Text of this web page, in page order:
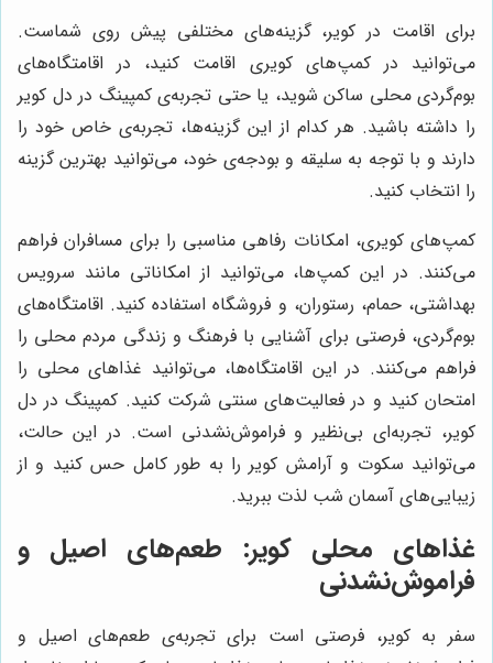
برای اقامت در کویر، گزینه‌های مختلفی پیش روی شماست.
می‌توانید در کمپ‌های کویری اقامت کنید، در اقامتگاه‌های
بوم‌گردی محلی ساکن شوید، یا حتی تجربه‌ی کمپینگ در دل کویر
را داشته باشید. هر کدام از این گزینه‌ها، تجربه‌ی خاص خود را
دارند و با توجه به سلیقه و بودجه‌ی خود، می‌توانید بهترین گزینه
را انتخاب کنید.
کمپ‌های کویری، امکانات رفاهی مناسبی را برای مسافران فراهم
می‌کنند. در این کمپ‌ها، می‌توانید از امکاناتی مانند سرویس
بهداشتی، حمام، رستوران، و فروشگاه استفاده کنید. اقامتگاه‌های
بوم‌گردی، فرصتی برای آشنایی با فرهنگ و زندگی مردم محلی را
فراهم می‌کنند. در این اقامتگاه‌ها، می‌توانید غذاهای محلی را
امتحان کنید و در فعالیت‌های سنتی شرکت کنید. کمپینگ در دل
کویر، تجربه‌ای بی‌نظیر و فراموش‌نشدنی است. در این حالت،
می‌توانید سکوت و آرامش کویر را به طور کامل حس کنید و از
زیبایی‌های آسمان شب لذت ببرید.
غذاهای محلی کویر: طعم‌های اصیل و
فراموش‌نشدنی
سفر به کویر، فرصتی است برای تجربه‌ی طعم‌های اصیل و